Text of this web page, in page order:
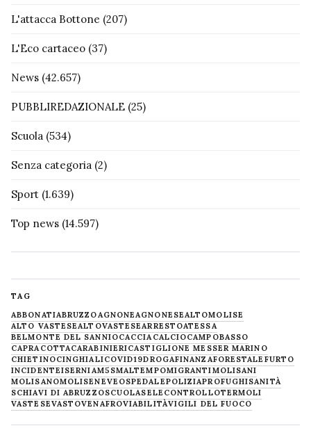
L'attacca Bottone (207)
L'Eco cartaceo (37)
News (42.657)
PUBBLIREDAZIONALE (25)
Scuola (534)
Senza categoria (2)
Sport (1.639)
Top news (14.597)
TAG
ABBONATIABRUZZOAGNONEAGNONESEALTOMOLISE
ALTO VASTESEALTOVASTESEARRESTOATESSA
BELMONTE DEL SANNIOCACCIACALCIOCAMPOBASSO
CAPRACOTTACARABINIERICASTIGLIONE MESSER MARINO
CHIETINOCINGHIALICOVID19DROGAFINANZAFORESTALE FURTO
INCIDENTEISERNIAM5SMALTEMPOMIGRANTIMOLISANI
MOLISANOMOLISENEVE OSPEDALEPOLIZIAPROFUGHISANITÀ
SCHIAVI DI ABRUZZOSCUOLASELECONTROLLOTERMOLI
VASTESEVASTOVENAFROVIABILITÀVIGILI DEL FUOCO